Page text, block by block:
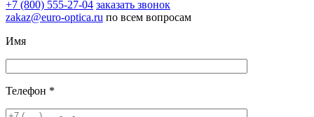
+7 (800) 555-27-04 заказать звонок
zakaz@euro-optica.ru по всем вопросам
Имя
Телефон *